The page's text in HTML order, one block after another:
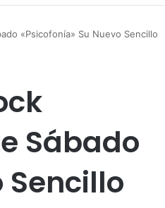
«Psicofonía» Su Nuevo Sencillo
Sábado
Sencillo